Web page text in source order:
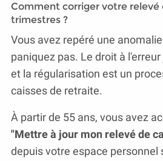
Comment corriger votre relevé
trimestres ?
Vous avez repéré une
paniquez pas. Le droit à
et la régularisation est un
caisses de retraite.
À partir de 55 ans, vous avez
"Mettre à jour mon relevé de
depuis votre espace personnel